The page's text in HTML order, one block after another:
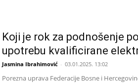
Koji je rok za podnošenje
upotrebu kvalificirane
Jasmina Ibrahimović - 03.01.2025. 13:02
Porezna uprava Federacije Bosne i